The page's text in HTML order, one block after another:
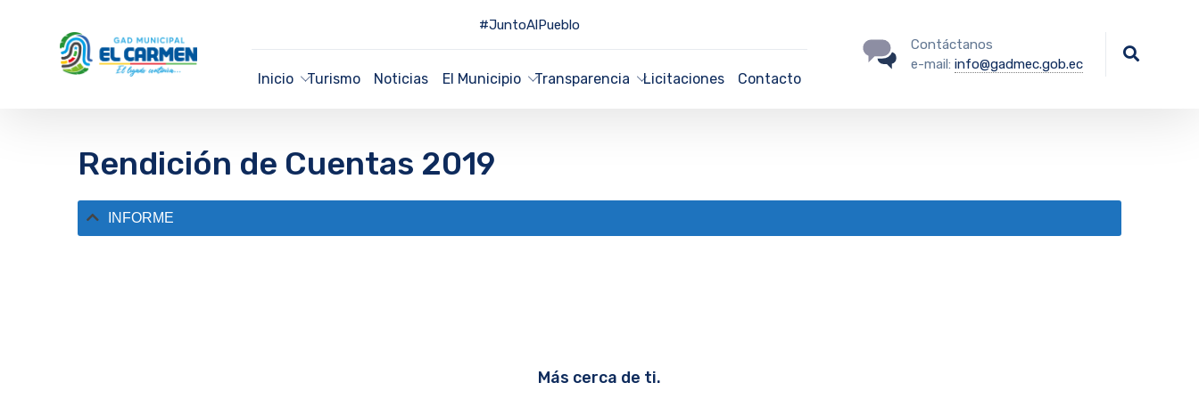
#JuntoAlPueblo
Inicio Turismo Noticias El Municipio Transparencia Licitaciones Contacto
Contáctanos
e-mail: info@gadmec.gob.ec
Rendición de Cuentas 2019
INFORME
Más cerca de ti.